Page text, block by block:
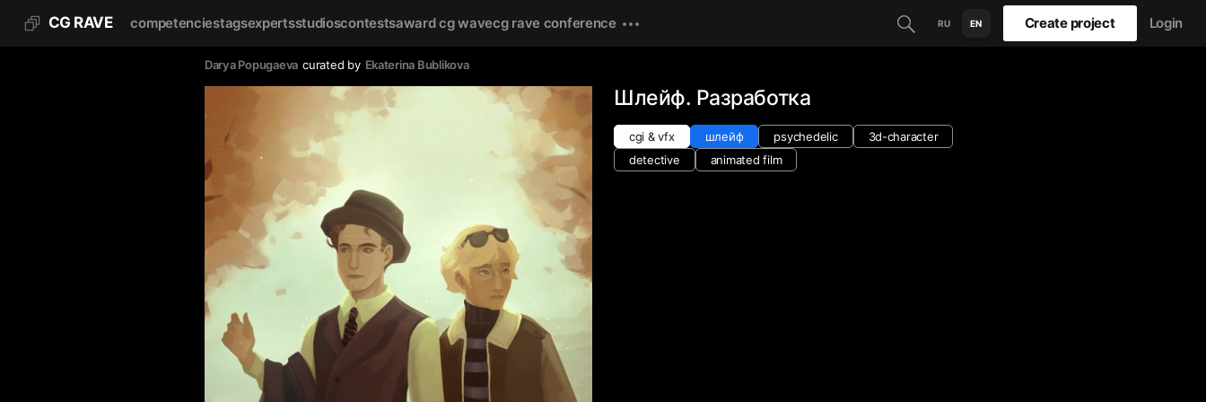
CG RAVE competenciestagsexpertsstudioscontestsaward cg wavecg rave conference RU EN Create project Login
Darya Popugaeva curated by Ekaterina Bublikova
Шлейф. Разработка
cgi & vfx шлейф psychedelic
3d-character
detective
animated film